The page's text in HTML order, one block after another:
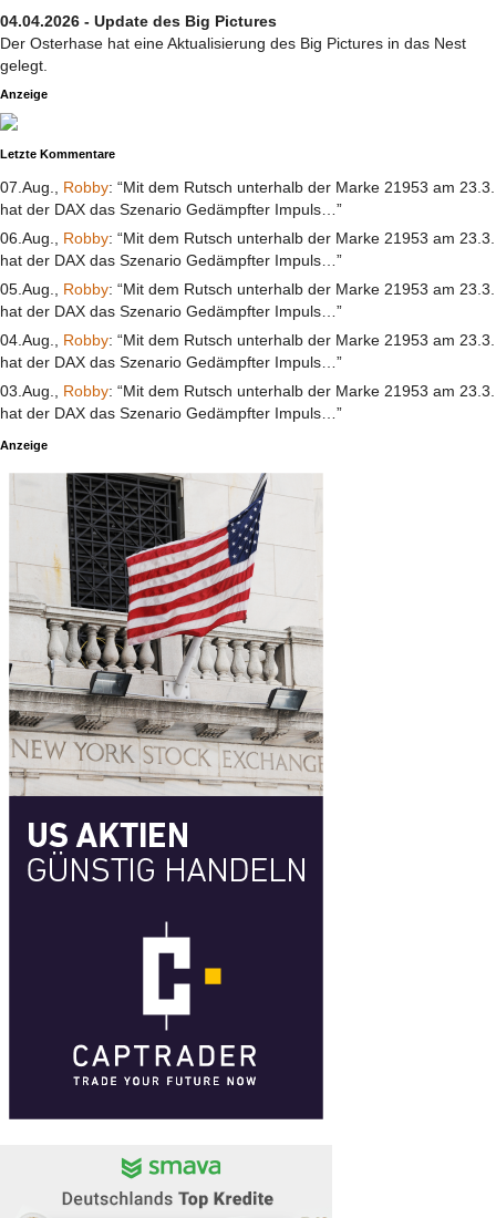
04.04.2026 - Update des Big Pictures
Der Osterhase hat eine Aktualisierung des Big Pictures in das Nest
gelegt.
Anzeige
Letzte Kommentare
07.Aug., Robby: “Mit dem Rutsch unterhalb der Marke 21953 am 23.3.
hat der DAX das Szenario Gedämpfter Impuls…”
06.Aug., Robby: “Mit dem Rutsch unterhalb der Marke 21953 am 23.3.
hat der DAX das Szenario Gedämpfter Impuls…”
05.Aug., Robby: “Mit dem Rutsch unterhalb der Marke 21953 am 23.3.
hat der DAX das Szenario Gedämpfter Impuls…”
04.Aug., Robby: “Mit dem Rutsch unterhalb der Marke 21953 am 23.3.
hat der DAX das Szenario Gedämpfter Impuls…”
03.Aug., Robby: “Mit dem Rutsch unterhalb der Marke 21953 am 23.3.
hat der DAX das Szenario Gedämpfter Impuls…”
Anzeige